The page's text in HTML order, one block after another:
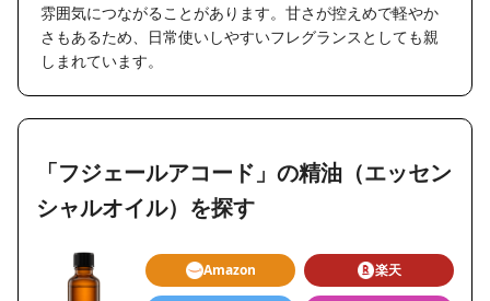
雰囲気につながることがあります。甘さが控えめで軽やか
さもあるため、日常使いしやすいフレグランスとしても親
しまれています。
「フジェールアコード」の精油（エッセン
シャルオイル）を探す
Amazon 楽天